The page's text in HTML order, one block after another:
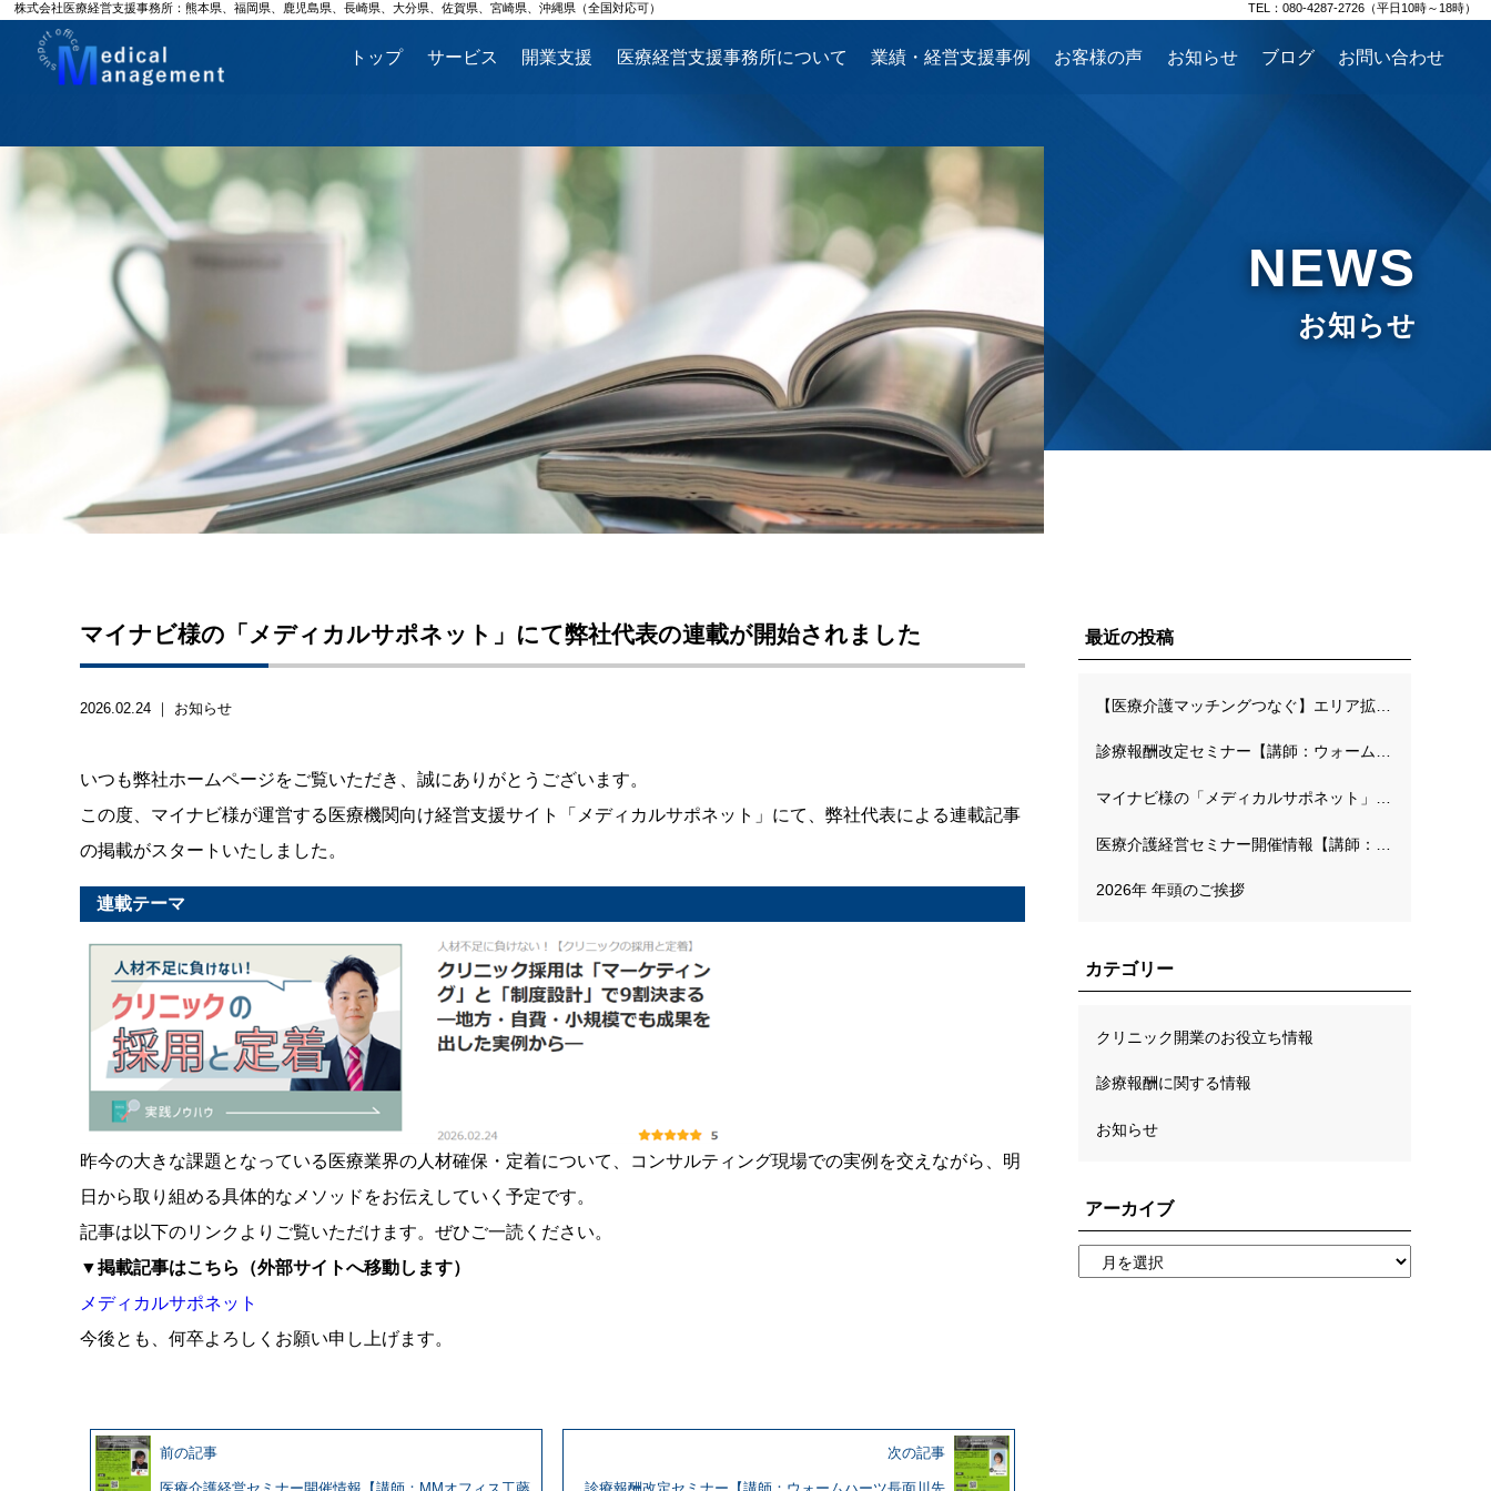
株式会社医療経営支援事務所：熊本県、福岡県、鹿児島県、長崎県、大分県、佐賀県、宮崎県、沖縄県（全国対応可） TEL：080-4287-2726（平日10時～18時）
トップ サービス 開業支援 医療経営支援事務所について 業績・経営支援事例 お客様の声 お知らせ ブログ お問い合わせ
NEWS
お知らせ
マイナビ様の「メディカルサポネット」にて弊社代表の連載が開始されました
2026.02.24 ｜ お知らせ
いつも弊社ホームページをご覧いただき、誠にありがとうございます。
この度、マイナビ様が運営する医療機関向け経営支援サイト「メディカルサポネット」にて、弊社代表による連載記事
の掲載がスタートいたしました。
連載テーマ
昨今の大きな課題となっている医療業界の人材確保・定着について、コンサルティング現場での実例を交えながら、明
日から取り組める具体的なメソッドをお伝えしていく予定です。
記事は以下のリンクよりご覧いただけます。ぜひご一読ください。
▼掲載記事はこちら（外部サイトへ移動します）
メディカルサポネット
今後とも、何卒よろしくお願い申し上げます。
前の記事 次の記事
最近の投稿
診療報酬改定セミナー【講師：ウォームハーツ長面川先生】
2026年 年頭のご挨拶
カテゴリー
クリニック開業のお役立ち情報
診療報酬に関する情報
お知らせ
アーカイブ